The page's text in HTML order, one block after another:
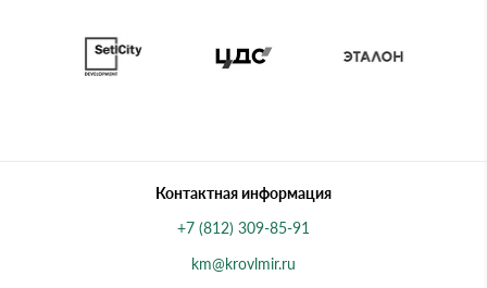
Контактная информация
+7 (812) 309-85-91
km@krovlmir.ru